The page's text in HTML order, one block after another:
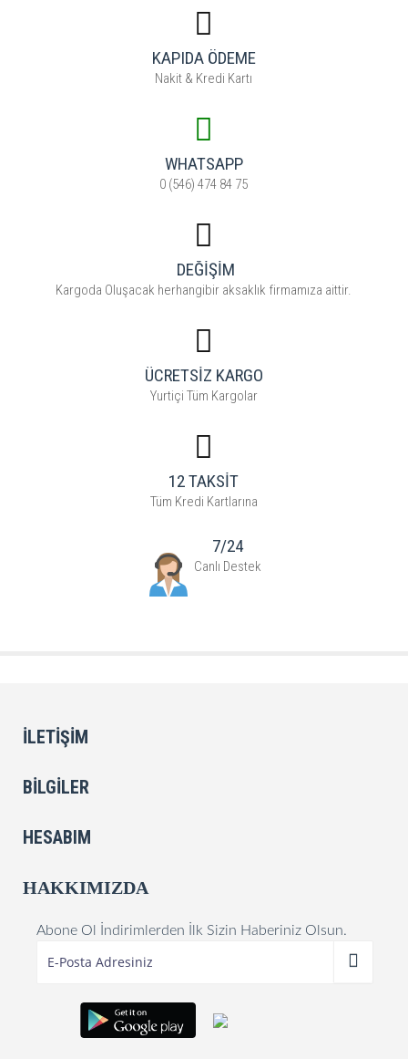
KAPIDA ÖDEME
Nakit & Kredi Kartı
WHATSAPP
0 (546) 474 84 75
DEĞİŞİM
Kargoda Oluşacak herhangibir aksaklık firmamıza aittir.
ÜCRETSİZ KARGO
Yurtiçi Tüm Kargolar
12 TAKSİT
Tüm Kredi Kartlarına
7/24
Canlı Destek
İLETIŞIM
BILGILER
HESABIM
HAKKIMIZDA
Abone Ol İndirimlerden İlk Sizin Haberiniz Olsun.